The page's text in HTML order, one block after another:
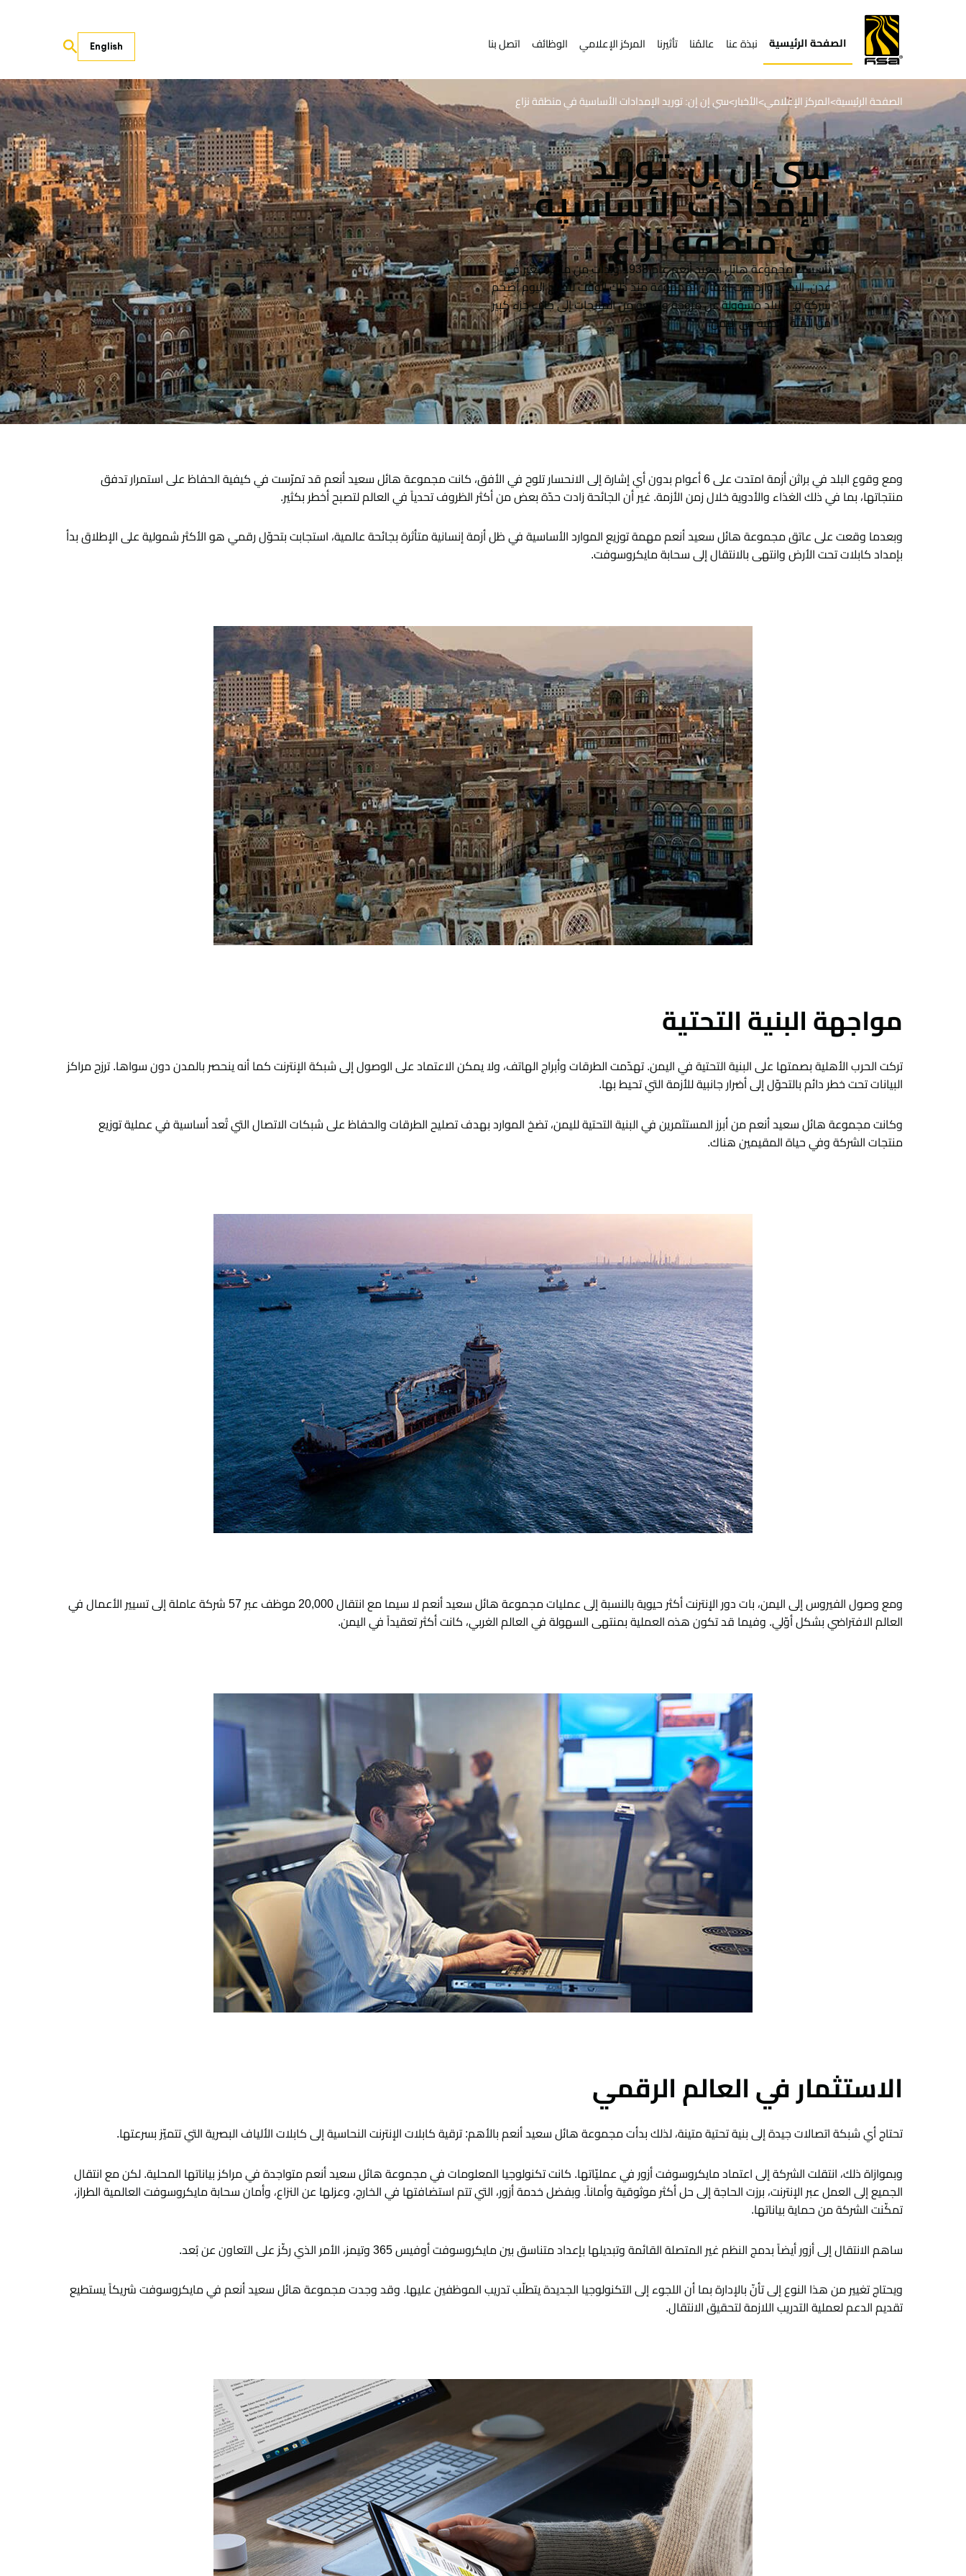
الصفحة الرئيسية نبذة عنا عالمُنا تأثيرنا المركز الإعلامي الوظائف اتصل بنا English
الصفحة الرئيسية>المركز الإعلامي>الأخبار>سي إن إن: توريد الإمدادات الأساسية في منطقة نزاع
سي إن إن: توريد
الإمدادات الأساسية
في منطقة نزاعتأسست مجموعة هائل سعيد أنعم عام 1938 وبدأت من متجر صغير في
عدن، اليمن. وازدهرت أعمال المجموعة منذ ذلك الوقت لتصبح اليوم أضخم
شركة في البلد مسؤولة عن مروحة واسعة من المنتجات إلى جانب جزء كبير
من البنية التحتية في اليمن.
ومع وقوع البلد في براثن أزمة امتدت على 6 أعوام بدون أي إشارة إلى الانحسار تلوح في الأفق، كانت مجموعة هائل سعيد أنعم قد تمرّست في كيفية الحفاظ على استمرار تدفق
منتجاتها، بما في ذلك الغذاء والأدوية خلال زمن الأزمة. غير أن الجائحة زادت حدّة بعض من أكثر الظروف تحدياً في العالم لتصبح أخطر بكثير.
وبعدما وقعت على عاتق مجموعة هائل سعيد أنعم مهمة توزيع الموارد الأساسية في ظل أزمة إنسانية متأثرة بجائحة عالمية، استجابت بتحوّل رقمي هو الأكثر شمولية على الإطلاق بدأ
بإمداد كابلات تحت الأرض وانتهى بالانتقال إلى سحابة مايكروسوفت.
مواجهة البنية التحتية
تركت الحرب الأهلية بصمتها على البنية التحتية في اليمن. تهدّمت الطرقات وأبراج الهاتف، ولا يمكن الاعتماد على الوصول إلى شبكة الإنترنت كما أنه ينحصر بالمدن دون سواها. ترزح مراكز
البيانات تحت خطر دائم بالتحوّل إلى أضرار جانبية للأزمة التي تحيط بها.
وكانت مجموعة هائل سعيد أنعم من أبرز المستثمرين في البنية التحتية لليمن، تضخ الموارد بهدف تصليح الطرقات والحفاظ على شبكات الاتصال التي تُعد أساسية في عملية توزيع
منتجات الشركة وفي حياة المقيمين هناك.
ومع وصول الفيروس إلى اليمن، بات دور الإنترنت أكثر حيوية بالنسبة إلى عمليات مجموعة هائل سعيد أنعم لا سيما مع انتقال 20,000 موظف عبر 57 شركة عاملة إلى تسيير الأعمال في
العالم الافتراضي بشكل أوّلي. وفيما قد تكون هذه العملية بمنتهى السهولة في العالم الغربي، كانت أكثر تعقيداً في اليمن.
الاستثمار في العالم الرقمي
تحتاج أي شبكة اتصالات جيدة إلى بنية تحتية متينة، لذلك بدأت مجموعة هائل سعيد أنعم بالأهم: ترقية كابلات الإنترنت النحاسية إلى كابلات الألياف البصرية التي تتميّز بسرعتها.
وبموازاة ذلك، انتقلت الشركة إلى اعتماد مايكروسوفت أزور في عمليّاتها. كانت تكنولوجيا المعلومات في مجموعة هائل سعيد أنعم متواجدة في مراكز بياناتها المحلية. لكن مع انتقال
الجميع إلى العمل عبر الإنترنت، برزت الحاجة إلى حل أكثر موثوقية وأماناً. وبفضل خدمة أزور، التي تتم استضافتها في الخارج، وعزلها عن النزاع، وأمان سحابة مايكروسوفت العالمية الطراز،
تمكّنت الشركة من حماية بياناتها.
ساهم الانتقال إلى أزور أيضاً بدمج النظم غير المتصلة القائمة وتبديلها بإعداد متناسق بين مايكروسوفت أوفيس 365 وتيمز، الأمر الذي ركّز على التعاون عن بُعد.
ويحتاج تغيير من هذا النوع إلى تأنّ بالإدارة بما أن اللجوء إلى التكنولوجيا الجديدة يتطلّب تدريب الموظفين عليها. وقد وجدت مجموعة هائل سعيد أنعم في مايكروسوفت شريكاً يستطيع
تقديم الدعم لعملية التدريب اللازمة لتحقيق الانتقال.